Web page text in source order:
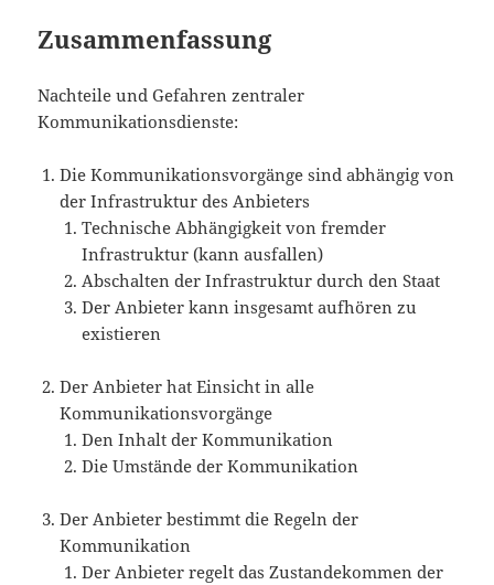
Zusammenfassung
Nachteile und Gefahren zentraler
Kommunikationsdienste:
Die Kommunikationsvorgänge sind abhängig von
der Infrastruktur des Anbieters
Technische Abhängigkeit von fremder
Infrastruktur (kann ausfallen)
Abschalten der Infrastruktur durch den Staat
Der Anbieter kann insgesamt aufhören zu
existieren
Der Anbieter hat Einsicht in alle
Kommunikationsvorgänge
Den Inhalt der Kommunikation
Die Umstände der Kommunikation
Der Anbieter bestimmt die Regeln der
Kommunikation
Der Anbieter regelt das Zustandekommen der